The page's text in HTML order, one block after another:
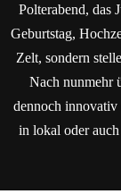
Polterabend, das
Geburtstag,
Zelt, sondern
Nach nunmehr
dennoch innovativ
in lokal oder